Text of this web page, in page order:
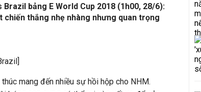
bảng E World Cup 2018 (1h00, 28/6):
thắng nhẹ nhàng nhưng quan trọng
mang đến nhiều sự hồi hộp cho NHM.